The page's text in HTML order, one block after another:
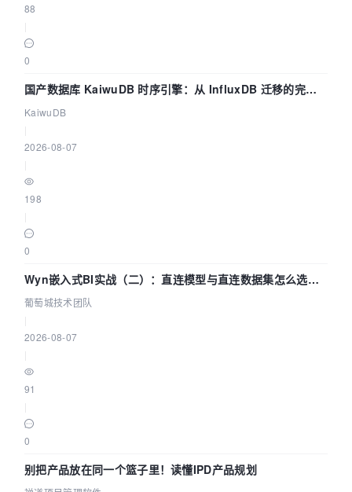
88
0
国产数据库 KaiwuDB 时序引擎：从 InfluxDB 迁移的完整
技术路径
KaiwuDB
2026-08-07
198
0
Wyn嵌入式BI实战（二）：直连模型与直连数据集怎么选，
参数为什么不生效？| 葡萄城技术团队
葡萄城技术团队
2026-08-07
91
0
别把产品放在同一个篮子里！读懂IPD产品规划